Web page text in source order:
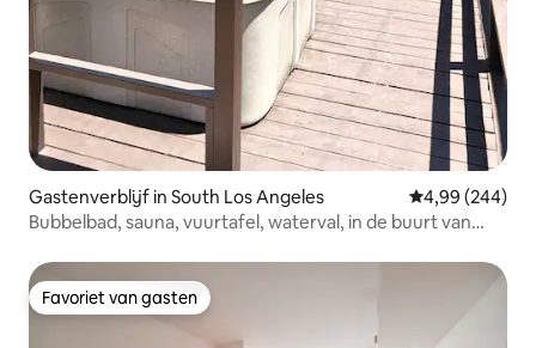
Gastenverblijf in South Los Angeles Gemiddelde
4,99 (244)
Bubbelbad, sauna, vuurtafel, waterval, in de buurt van
Favoriet van gasten
Favoriet van gasten